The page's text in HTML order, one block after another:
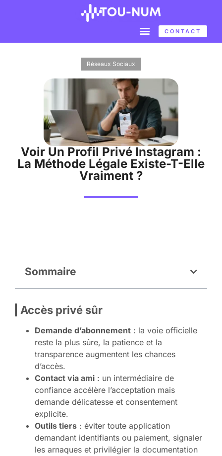
CONTACT
Réseaux Sociaux
Voir Un Profil Privé Instagram :
La Méthode Légale Existe-T-Elle
Vraiment ?
Sommaire
Accès privé sûr
Demande d’abonnement : la voie officielle
reste la plus sûre, la patience et la
transparence augmentent les chances
d’accès.
Contact via ami : un intermédiaire de
confiance accélère l’acceptation mais
demande délicatesse et consentement
explicite.
Outils tiers : éviter toute application
demandant identifiants ou paiement, signaler
les arnaques et privilégier la documentation